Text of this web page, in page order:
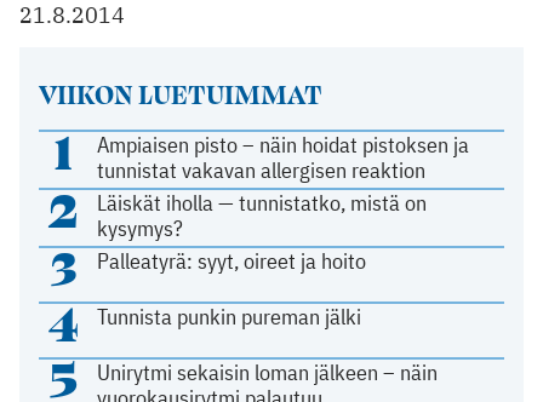
21.8.2014
VIIKON LUETUIMMAT
1
Ampiaisen pisto – näin hoidat pistoksen ja
tunnistat vakavan allergisen reaktion
2
Läiskät iholla — tunnistatko, mistä on
kysymys?
3 Palleatyrä: syyt, oireet ja hoito
4 Tunnista punkin pureman jälki
5
Unirytmi sekaisin loman jälkeen – näin